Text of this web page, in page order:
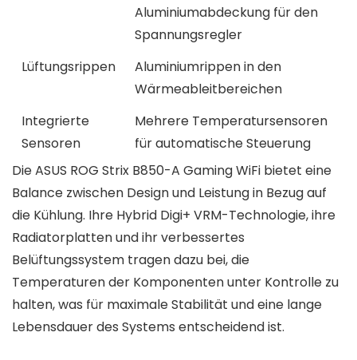
Aluminiumabdeckung für den
Spannungsregler
Lüftungsrippen
Aluminiumrippen in den
Wärmeableitbereichen
Integrierte
Sensoren
Mehrere Temperatursensoren
für automatische Steuerung
Die ASUS ROG Strix B850-A Gaming WiFi bietet eine
Balance zwischen Design und Leistung in Bezug auf
die Kühlung. Ihre Hybrid Digi+ VRM-Technologie, ihre
Radiatorplatten und ihr verbessertes
Belüftungssystem tragen dazu bei, die
Temperaturen der Komponenten unter Kontrolle zu
halten, was für maximale Stabilität und eine lange
Lebensdauer des Systems entscheidend ist.